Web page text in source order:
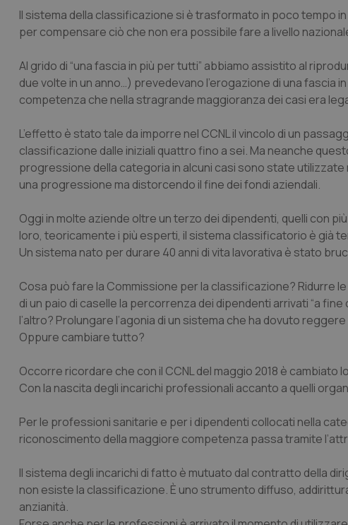
Il sistema della classificazione si è trasformato in poco tempo
per compensare ciò che non era possibile fare a livello
Al grido di “una fascia in più per tutti” abbiamo assistito al
due volte in un anno…) prevedevano l’erogazione di una fascia
competenza che nella stragrande maggioranza dei casi era
L’effetto è stato tale da imporre nel CCNL il vincolo di un
classificazione dalle iniziali quattro fino a sei. Ma neanche
progressione della categoria in alcuni casi sono state
una progressione ma distorcendo il fine dei fondi aziendali.
Oggi in molte aziende oltre un terzo dei dipendenti, quelli con
loro, teoricamente i più esperti, il sistema classificatorio è già
Un sistema nato per durare 40 anni di vita lavorativa è stato
Cosa può fare la Commissione per la classificazione? Ridurre
di un paio di caselle la percorrenza dei dipendenti arrivati “a
l’altro? Prolungare l’agonia di un sistema che ha dovuto
Oppure cambiare tutto?
Occorre ricordare che con il CCNL del maggio 2018 è cambiato
Con la nascita degli incarichi professionali accanto a quelli
Per le professioni sanitarie e per i dipendenti collocati nella
riconoscimento della maggiore competenza passa tramite
Il sistema degli incarichi di fatto è mutuato dal contratto della
non esiste la classificazione. È uno strumento diffuso,
anzianità.